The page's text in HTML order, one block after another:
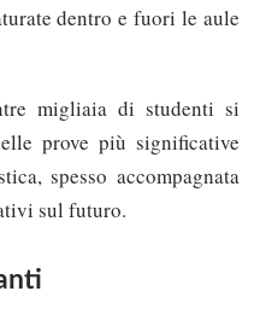
dentro e fuori le aule
migliaia di studenti si
prove più significative
spesso accompagnata
sul futuro.